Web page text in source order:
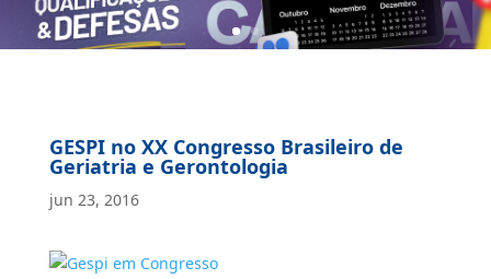
GESPI no XX Congresso Brasileiro de
Geriatria e Gerontologia
jun 23, 2016